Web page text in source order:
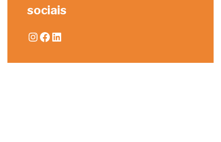
sociais
Instagram
Facebook
LinkedIn